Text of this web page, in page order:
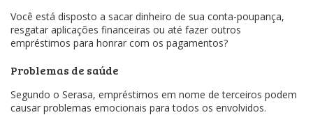
Você está disposto a sacar dinheiro de sua conta-poupança,
resgatar aplicações financeiras ou até fazer outros
empréstimos para honrar com os pagamentos?
Problemas de saúde
Segundo o Serasa, empréstimos em nome de terceiros podem
causar problemas emocionais para todos os envolvidos.